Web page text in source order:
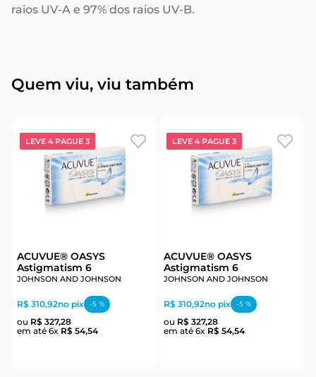
raios UV-A e 97% dos raios UV-B.
Quem viu, viu também
LEVE 4 PAGUE 3
ACUVUE® OASYS
Astigmatism 6
JOHNSON AND JOHNSON
R$ 310,92no pix -5 %
ou R$ 327,28
em até 6x R$ 54,54
LEVE 4 PAGUE 3
ACUVUE® OASYS
Astigmatism 6
JOHNSON AND JOHNSON
R$ 310,92no pix -5 %
ou R$ 327,28
em até 6x R$ 54,54